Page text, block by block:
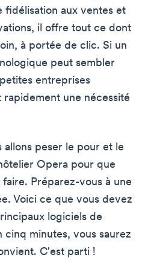
fidélisation aux ventes et
il offre tout ce dont
à portée de clic. Si un
peut sembler
entreprises
rapidement une nécessité
allons peser le pour et le
Opera pour que
Préparez-vous à une
Voici ce que vous devez
logiciels de
cinq minutes, vous saurez
C'est parti !